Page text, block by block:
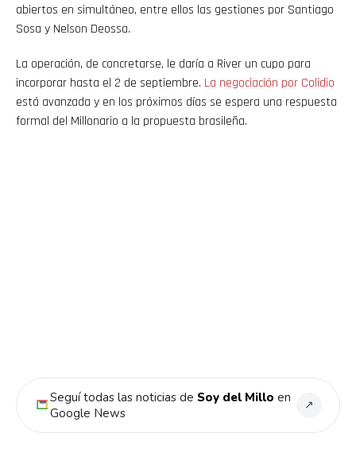
abiertos en simultáneo, entre ellos las gestiones por Santiago
Sosa y Nelson Deossa.
La operación, de concretarse, le daría a River un cupo para
incorporar hasta el 2 de septiembre. La negociación por Colidio
está avanzada y en los próximos días se espera una respuesta
formal del Millonario a la propuesta brasileña.
Seguí todas las noticias de Soy del Millo en
Google News
↗